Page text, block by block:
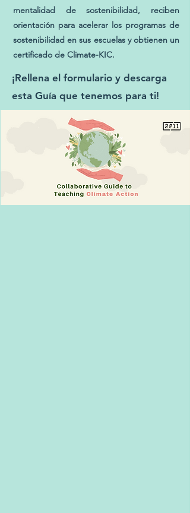
mentalidad de sostenibilidad, reciben
orientación para acelerar los programas de
sostenibilidad en sus escuelas y obtienen un
certificado de Climate-KIC.
¡Rellena el formulario y descarga
esta Guía que tenemos para ti!